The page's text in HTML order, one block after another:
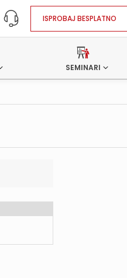
ISPROBAJ BESPLATNO
SEMINARI